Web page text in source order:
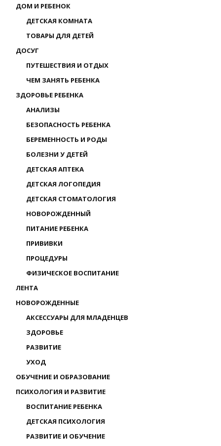
ДОМ И РЕБЕНОК
ДЕТСКАЯ КОМНАТА
ТОВАРЫ ДЛЯ ДЕТЕЙ
ДОСУГ
ПУТЕШЕСТВИЯ И ОТДЫХ
ЧЕМ ЗАНЯТЬ РЕБЕНКА
ЗДОРОВЬЕ РЕБЕНКА
АНАЛИЗЫ
БЕЗОПАСНОСТЬ РЕБЕНКА
БЕРЕМЕННОСТЬ И РОДЫ
БОЛЕЗНИ У ДЕТЕЙ
ДЕТСКАЯ АПТЕКА
ДЕТСКАЯ ЛОГОПЕДИЯ
ДЕТСКАЯ СТОМАТОЛОГИЯ
НОВОРОЖДЕННЫЙ
ПИТАНИЕ РЕБЕНКА
ПРИВИВКИ
ПРОЦЕДУРЫ
ФИЗИЧЕСКОЕ ВОСПИТАНИЕ
ЛЕНТА
НОВОРОЖДЕННЫЕ
АКСЕССУАРЫ ДЛЯ МЛАДЕНЦЕВ
ЗДОРОВЬЕ
РАЗВИТИЕ
УХОД
ОБУЧЕНИЕ И ОБРАЗОВАНИЕ
ПСИХОЛОГИЯ И РАЗВИТИЕ
ВОСПИТАНИЕ РЕБЕНКА
ДЕТСКАЯ ПСИХОЛОГИЯ
РАЗВИТИЕ И ОБУЧЕНИЕ